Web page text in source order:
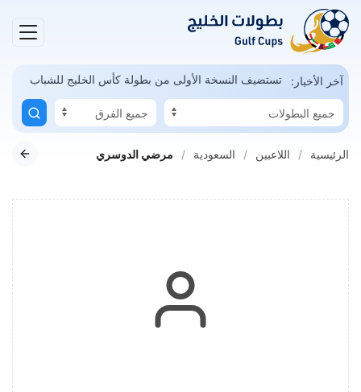
آخر الأخبار:السعودية تستضيف النسخة الأولى من بطولة كأس الخليج للشباب
الرئيسية اللاعبين السعودية مرضي الدوسري